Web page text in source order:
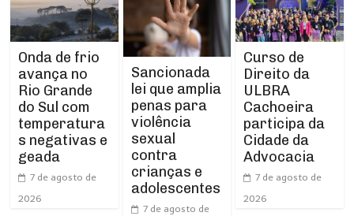
Onda de frio
avança no
Rio Grande
do Sul com
temperatura
s negativas e
geada
7 de agosto de
2026
Sancionada
lei que amplia
penas para
violência
sexual
contra
crianças e
adolescentes
7 de agosto de
Curso de
Direito da
ULBRA
Cachoeira
participa da
Cidade da
Advocacia
7 de agosto de
2026